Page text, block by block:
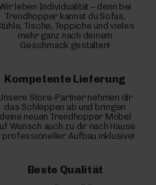
leben Individualität – denn bei
Trendhopper kannst du Sofas,
Tische, Teppiche und vieles
mehr ganz nach deinem
Geschmack gestalten!
Kompetente Lieferung
Store-Partner nehmen dir
das Schleppen ab und bringen
deine neuen Trendhopper Möbel
Wunsch auch zu dir nach Hause
professioneller Aufbau inklusive!
Beste Qualität